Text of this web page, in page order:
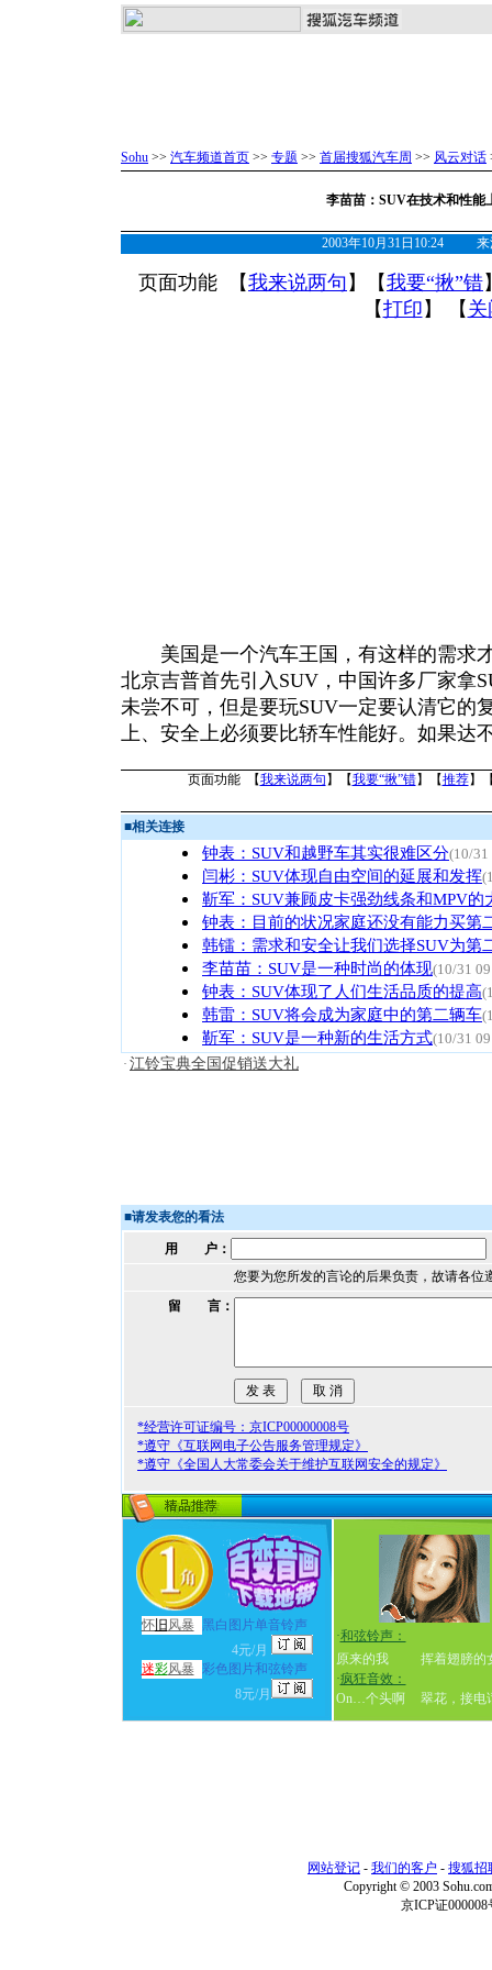
Sohu >> 汽车频道首页 >> 专题 >> 首届搜狐汽车周 >> 风云对话
李苗苗：SUV在技术和性能
2003年10月31日10:24 来
页面功能 【我来说两句 】【我要“揪”错
【打印 】 【 关
美国是一个汽车王国，有这样的需求
北京吉普首先引入SUV，中国许多厂家拿
未尝不可，但是要玩SUV一定要认清它的
上、安全上必须要比轿车性能好。如果达
页面功能 【我来说两句 】【我要“揪”错】【推荐】
■相关连接
钟表：SUV和越野车其实很难区分(10/31
闫彬：SUV体现自由空间的延展和发挥
靳军：SUV兼顾皮卡强劲线条和MPV的
钟表：目前的状况家庭还没有能力买第
韩镭：需求和安全让我们选择SUV为第
李苗苗：SUV是一种时尚的体现(10/31
钟表：SUV体现了人们生活品质的提高
韩雷：SUV将会成为家庭中的第二辆车
靳军：SUV是一种新的生活方式(10/31
· 江铃宝典全国促销送大礼
■请发表您的看法
用 户：
您要为您所发的言论的后果负责，故请各位
留 言：
*经营许可证编号：京ICP00000008号
*遵守《互联网电子公告服务管理规定》
*遵守《全国人大常委会关于维护互联网安全的规定》
怀旧 风暴
黑白图片单音铃声
4元/月
迷彩风暴 彩色图片和弦铃声
8元/月
·和弦铃声：
原来的我
挥着翅膀的
·疯狂音效：
On…个头啊
翠花，接
网站登记 - 我们的客户 - 搜狐招
Copyright © 2003
京ICP证